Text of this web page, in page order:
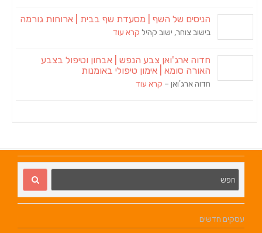
הניסים של השף | מסעדת שף בבית | ארוחות גורמה
בישוב צוחר, ישוב קהיל קרא עוד
חדוה ארג'ואן צבע הנפש | אבחון וטיפול בצבע
האורה סומא | אימון טיפולי באומנות
חדוה ארג'ואן – קרא עוד
עסקים חדשים